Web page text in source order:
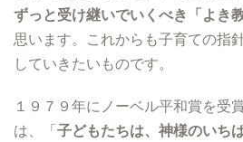
ずっと受け継いでいくべき「よき
思います。これからも子育ての指
していきたいものです。
１９７９年にノーベル平和賞を受
は、「子どもたちは、神様のいち